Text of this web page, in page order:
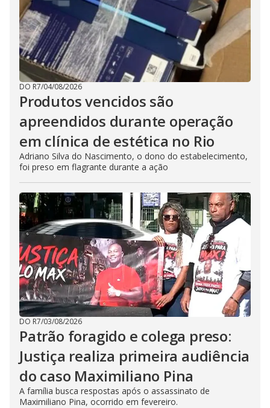
DO R7/04/08/2026
Produtos vencidos são
apreendidos durante operação
em clínica de estética no Rio
Adriano Silva do Nascimento, o dono do estabelecimento,
foi preso em flagrante durante a ação
DO R7/03/08/2026
Patrão foragido e colega preso:
Justiça realiza primeira audiência
do caso Maximiliano Pina
A família busca respostas após o assassinato de
Maximiliano Pina, ocorrido em fevereiro.